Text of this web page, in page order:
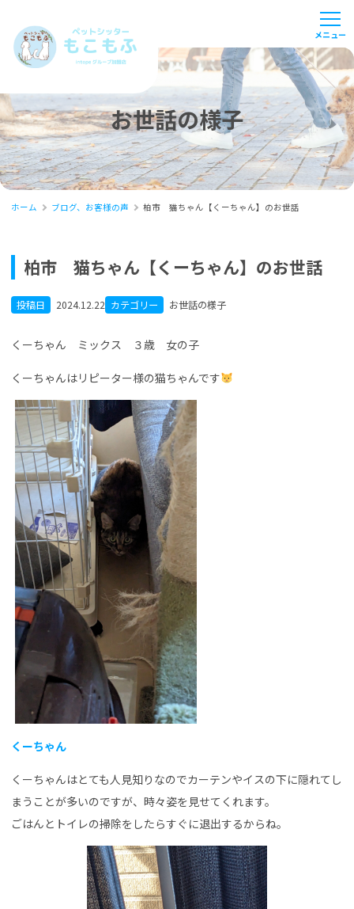
お世話の様子
ホーム ブログ、お客様の声 柏市 猫ちゃん【くーちゃん】のお世話
柏市 猫ちゃん【くーちゃん】のお世話
投稿日 2024.12.22 カテゴリー お世話の様子
くーちゃん ミックス ３歳 女の子
くーちゃんはリピーター様の猫ちゃんです
くーちゃん
くーちゃんはとても人見知りなのでカーテンやイスの下に隠れてし
まうことが多いのですが、時々姿を見せてくれます。
ごはんとトイレの掃除をしたらすぐに退出するからね。